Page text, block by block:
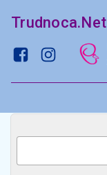
Trudnoca.Net